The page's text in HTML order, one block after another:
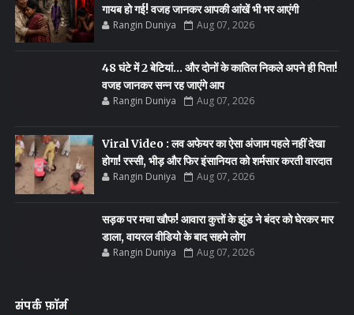
गायब हो गई! वजह जानकर आपकी आंखें भी भर आएंगी
Rangin Duniya Aug 07, 2026
48 घंटे में 2 बेटियां... और दोनों के कातिल निकले अपने ही पिता!
वजह जानकर सन्न रह जाएंगे आप
Rangin Duniya Aug 07, 2026
Viral Video : लव अफेयर का ऐसा अंजाम पहले नहीं देखा
होगा! रस्सी, भीड़ और फिर इंसानियत को शर्मसार करती वारदात
Rangin Duniya Aug 07, 2026
सड़क पर मचा खौफ! आवारा कुत्तों के झुंड ने बंदर को घेरकर मार
डाला, वायरल वीडियो के बाद सहमे लोग
Rangin Duniya Aug 07, 2026
संपर्क फ़ॉर्म